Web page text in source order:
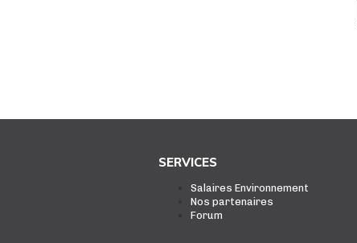
SERVICES
Salaires Environnement
Nos partenaires
Forum